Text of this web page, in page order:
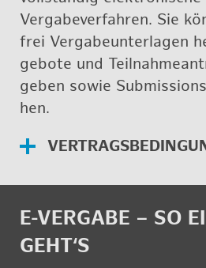
Ver­ga­be­ver­fah­ren. Sie
frei Ver­ga­be­un­ter­la­gen
ge­bo­te und
ge­ben sowie
hen.
E-VER­GA­BE – SO
GEHT‘S